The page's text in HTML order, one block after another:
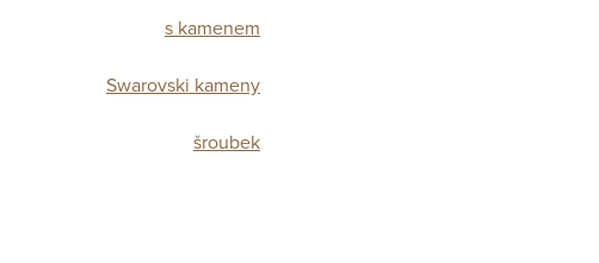
s kamenem
Swarovski kameny
šroubek